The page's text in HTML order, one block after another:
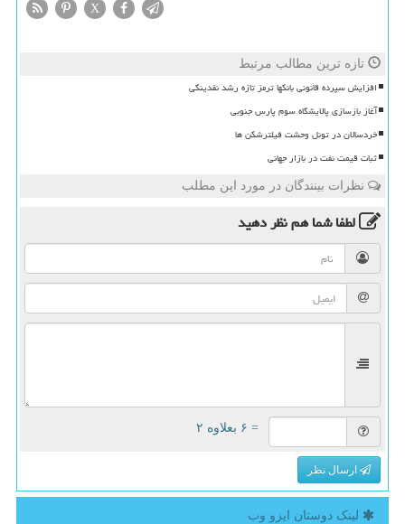
X
تازه ترین مطالب مرتبط
افزایش سپرده قانونی بانکها ترمز تازه رشد نقدینگی
آغاز بازسازی پالایشگاه سوم پارس جنوبی
خردسالان در تونل وحشت فیلترشکن ها
ثبات قیمت نفت در بازار جهانی
نظرات بینندگان در مورد این مطلب
لطفا شما همنظر دهید
= ۶ بعلاوه ۲
ارسال نظر
لینک دوستان ایزو وب